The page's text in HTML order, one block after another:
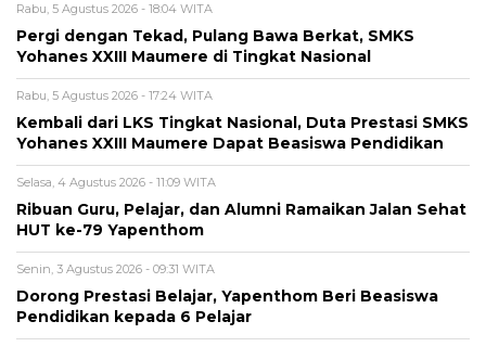
Rabu, 5 Agustus 2026 - 18:04 WITA
Pergi dengan Tekad, Pulang Bawa Berkat, SMKS
Yohanes XXIII Maumere di Tingkat Nasional
Rabu, 5 Agustus 2026 - 17:24 WITA
Kembali dari LKS Tingkat Nasional, Duta Prestasi SMKS
Yohanes XXIII Maumere Dapat Beasiswa Pendidikan
Selasa, 4 Agustus 2026 - 11:09 WITA
Ribuan Guru, Pelajar, dan Alumni Ramaikan Jalan Sehat
HUT ke-79 Yapenthom
Senin, 3 Agustus 2026 - 09:31 WITA
Dorong Prestasi Belajar, Yapenthom Beri Beasiswa
Pendidikan kepada 6 Pelajar